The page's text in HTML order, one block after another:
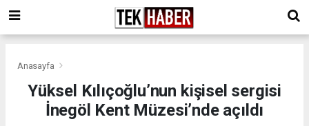
Anasayfa
Yüksel Kılıçoğlu’nun kişisel sergisi
İnegöl Kent Müzesi’nde açıldı